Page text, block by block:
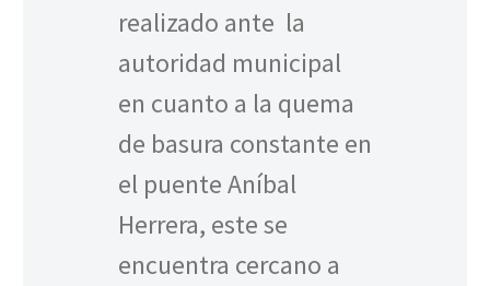
realizado ante la
autoridad municipal
en cuanto a la quema
de basura constante en
el puente Aníbal
Herrera, este se
encuentra cercano a